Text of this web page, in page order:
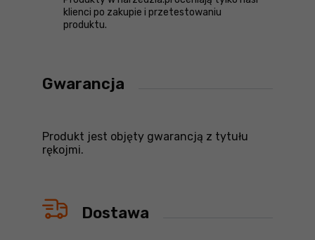
klienci po zakupie i przetestowaniu
produktu.
Gwarancja
Produkt jest objęty gwarancją z tytułu
rękojmi.
Dostawa